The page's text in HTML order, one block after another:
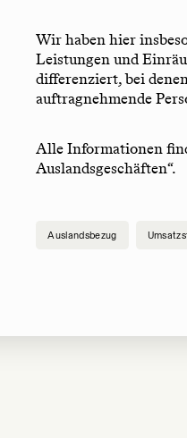
Wir haben hier
Leistungen und
differenziert, bei
auftragnehmende
Alle Informationen
Auslandsgeschäften“.
Auslandsbezug